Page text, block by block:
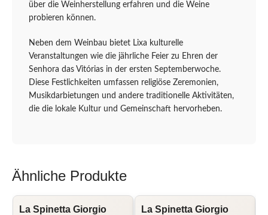
über die Weinherstellung erfahren und die Weine
probieren können.
Neben dem Weinbau bietet Lixa kulturelle
Veranstaltungen wie die jährliche Feier zu Ehren der
Senhora das Vitórias in der ersten Septemberwoche.
Diese Festlichkeiten umfassen religiöse Zeremonien,
Musikdarbietungen und andere traditionelle Aktivitäten,
die die lokale Kultur und Gemeinschaft hervorheben.
Ähnliche Produkte
La Spinetta Giorgio
La Spinetta Giorgio